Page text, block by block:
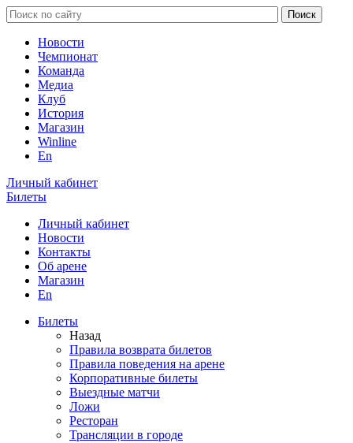
Новости
Чемпионат
Команда
Медиа
Клуб
История
Магазин
Winline
En
Личный кабинет
Билеты
Личный кабинет
Новости
Контакты
Об арене
Магазин
En
Билеты
Назад
Правила возврата билетов
Правила поведения на арене
Корпоративные билеты
Выездные матчи
Ложи
Ресторан
Трансляции в городе